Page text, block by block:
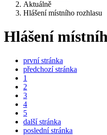
Aktuálně
Hlášení místního rozhlasu
Hlášení
první stránka
předchozí stránka
1
2
3
4
5
další stránka
poslední stránka